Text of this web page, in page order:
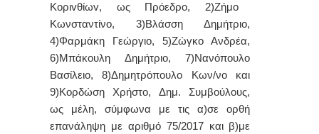
Κoριvθίωv, ως Πρόεδρo, 2)Ζήμο
Κωνσταντίνο, 3)Βλάσση Δημήτριο,
4)Φαρμάκη Γεώργιο, 5)Ζώγκο Ανδρέα,
6)Μπάκουλη Δημήτριο, 7)Νανόπουλο
Βασίλειο, 8)Δημητρόπουλο Κων/νο και
9)Κορδώση Χρήστο, Δημ. Συμβoύλoυς,
ως μέλη, σύμφωνα με τις α)σε ορθή
επανάληψη με αριθμό 75/2017 και β)με